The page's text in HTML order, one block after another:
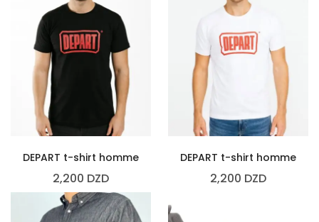
DEPART t-shirt homme
2,200 DZD
DEPART t-shirt homme
2,200 DZD